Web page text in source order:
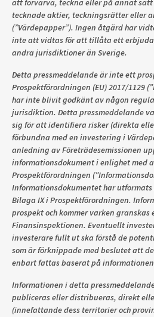
att förvärva, teckna eller på annat
tecknade aktier, teckningsrätter eller
(”Värdepapper”). Ingen åtgärd har
inte att vidtas för att tillåta ett
andra jurisdiktioner än Sverige.
Detta pressmeddelande är inte ett
Prospektförordningen (EU) 2017/1129
har inte blivit godkänt av någon
jurisdiktion. Detta pressmeddelande
sig för att identifiera risker (direkta
förbundna med en investering i
anledning av Företrädesemissionen
informationsdokument i enlighet med
Prospektförordningen
Informationsdokumentet har
Bilaga IX i Prospektförordningen.
prospekt och kommer varken
Finansinspektionen. Eventuellt
investerare fullt ut ska förstå de
som är förknippade med beslutet att
enbart fattas baserat på
Informationen i detta
publiceras eller distribueras, direkt
(innefattande dess territorier och